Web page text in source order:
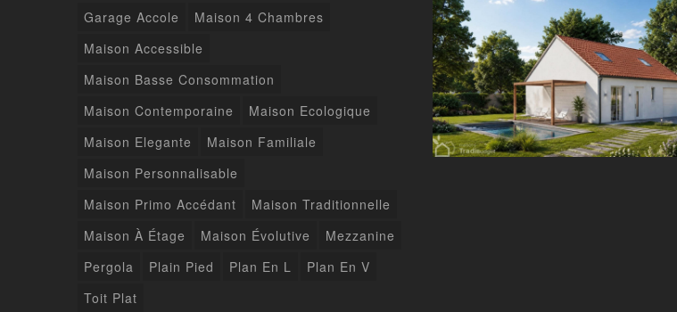
Garage Accole
Maison 4 Chambres
Maison Accessible
Maison Basse Consommation
Maison Contemporaine
Maison Ecologique
Maison Elegante
Maison Familiale
Maison Personnalisable
Maison Primo Accédant
Maison Traditionnelle
Maison À Étage
Maison Évolutive
Mezzanine
Pergola
Plain Pied Plan En L
Plan En V
Toit Plat